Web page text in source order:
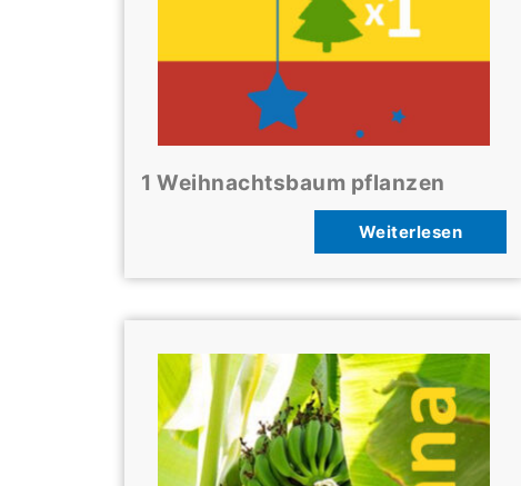
1 Weihnachtsbaum pflanzen
Weiterlesen